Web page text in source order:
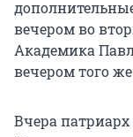
вечером во
Академика
вечером того
Вчера